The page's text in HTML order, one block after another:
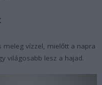
meleg vízzel, mielőtt a napra
világosabb lesz a hajad.